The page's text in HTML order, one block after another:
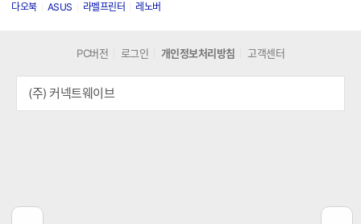
다오북 ASUS 라벨프린터 레노버
PC버전 로그인 개인정보처리방침 고객센터
(주) 커넥트웨이브